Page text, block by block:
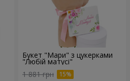
Букет "Мари" з цукерками
"Любій матусі"
1 881 грн